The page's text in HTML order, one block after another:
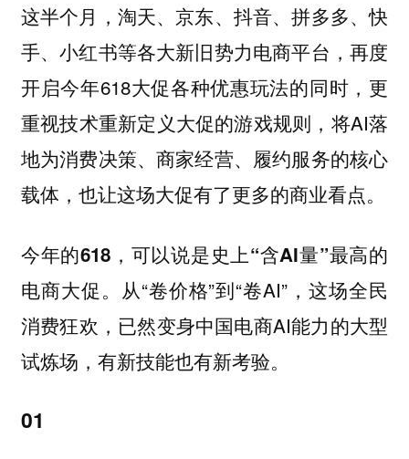
这半个月，淘天、京东、抖音、拼多多、快
手、小红书等各大新旧势力电商平台，再度
开启今年618大促各种优惠玩法的同时，更
重视技术重新定义大促的游戏规则，将AI落
地为消费决策、商家经营、履约服务的核心
载体，也让这场大促有了更多的商业看点。
今年的618，可以说是史上“含AI量”最高的
电商大促。 从“卷价格”到“卷AI”，这场全民
消费狂欢，已然变身中国电商AI能力的大型
试炼场，有新技能也有新考验。
01